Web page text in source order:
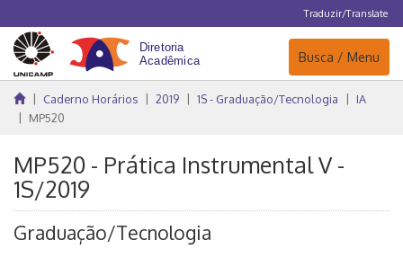
Traduzir/Translate
Navegação
Busca / Menu
Caderno Horários 2019 1S - Graduação/Tecnologia
IA
MP520
MP520 - Prática Instrumental V -
1S/2019
Graduação/Tecnologia